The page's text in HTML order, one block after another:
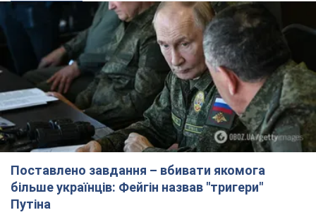
Поставлено завдання – вбивати якомога
більше українців: Фейгін назвав "тригери"
Путіна